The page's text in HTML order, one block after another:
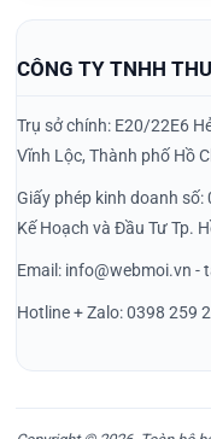
CÔNG TY TNHH
Trụ sở chính: E20/22E6
Vĩnh Lộc, Thành phố Hồ
Giấy phép kinh doanh
Kế Hoạch và Đầu Tư Tp.
Email: info@webmoi.vn -
Hotline + Zalo: 0398 259